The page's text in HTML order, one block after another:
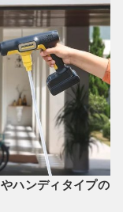
ハンディタイプの